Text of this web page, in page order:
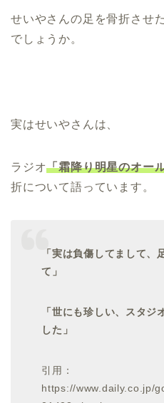
せいやさんの足を骨折させ
でしょうか。
実はせいやさんは、
ラジオ「霜降り明星のオー
折について語っています。
「実は負傷してまして、
て」
「世にも珍しい、スタジ
した」
引用：
https://www.daily.co.jp/